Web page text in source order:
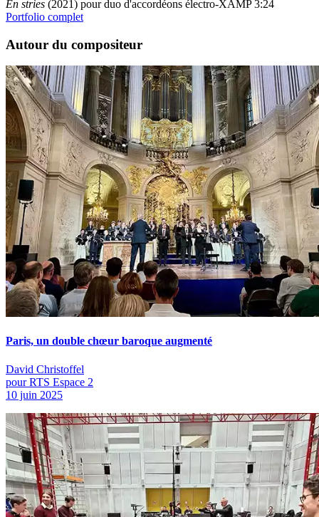
En stries (2021) pour duo d'accordéons électro-XAMP 3:24
Portfolio complet
Autour du compositeur
Paris, un double chœur baroque augmenté
David Christoffel
pour RTS Espace 2
10 juin 2025